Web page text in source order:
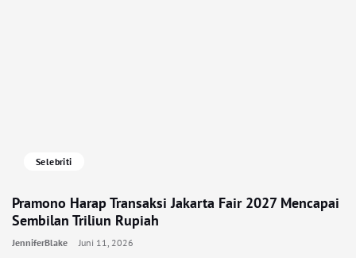
Selebriti
Pramono Harap Transaksi Jakarta Fair 2027 Mencapai
Sembilan Triliun Rupiah
JenniferBlake Juni 11, 2026